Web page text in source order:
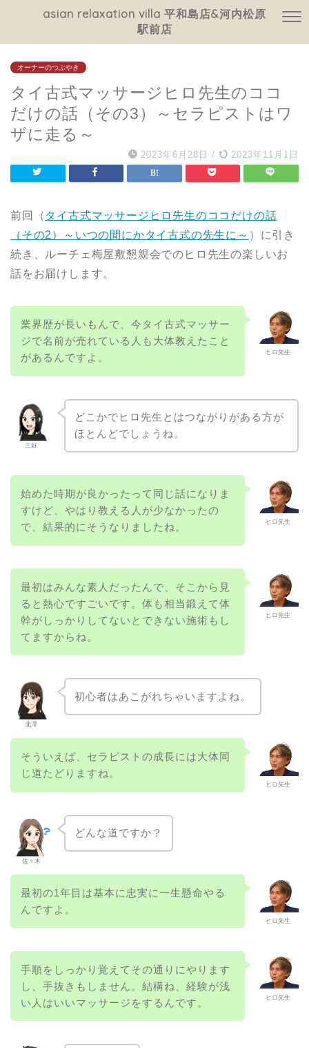
asian relaxation villa 平和島店&河内松原
駅前店
オーナーのつぶやき
タイ古式マッサージヒロ先生のココ
だけの話（その3）～セラピストはワ
ザに走る～
2023年6月28日 / 2023年11月1日
前回（ タイ古式マッサージヒロ先生のココだけの話
（その2）～いつの間にかタイ古式の先生に～ ）に引き
続き、ルーチェ梅屋敷懇親会でのヒロ先生の楽しいお
話をお届けします。
ヒロ先生
業界歴が長いもんで、今タイ古式マッサー
ジで名前が売れている人も大体教えたこと
があるんですよ。
三好
どこかでヒロ先生とはつながりがある方が
ほとんどでしょうね。
ヒロ先生
始めた時期が良かったって同じ話になりま
すけど、やはり教える人が少なかったの
で、結果的にそうなりましたね。
ヒロ先生
最初はみんな素人だったんで、そこから見
ると熱心ですごいです。体も相当鍛えて体
幹がしっかりしてないとできない施術もし
てますからね。
北澤
初心者はあこがれちゃいますよね。
ヒロ先生
そういえば、セラピストの成長には大体同
じ道たどりますね。
佐々木
どんな道ですか？
ヒロ先生
最初の1年目は基本に忠実に一生懸命やる
んですよ。
ヒロ先生
手順をしっかり覚えてその通りにやります
し、手抜きもしません。結構ね、経験が浅
い人はいいマッサージをするんです。